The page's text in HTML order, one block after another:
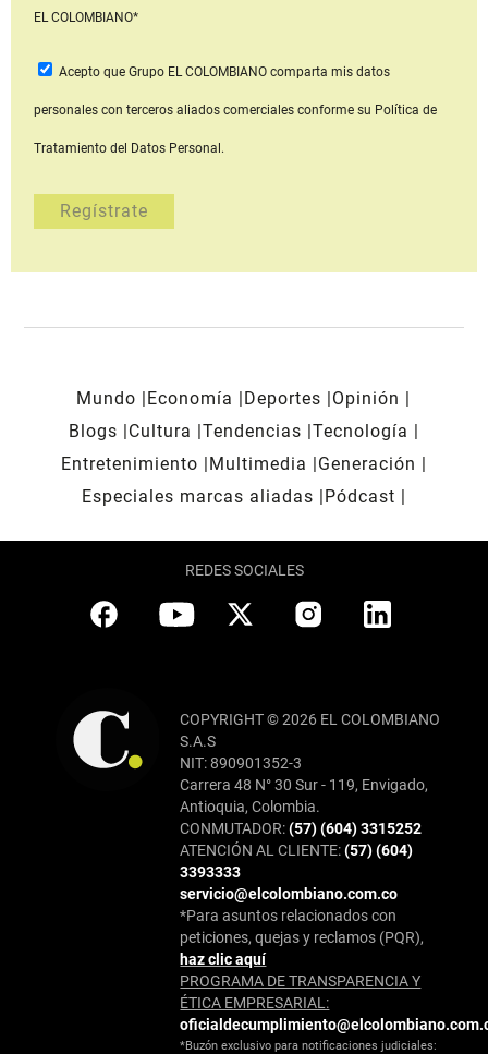
EL COLOMBIANO*
Acepto que Grupo EL COLOMBIANOcomparta mis datos
personales con terceros aliados comerciales conforme su Política de
Tratamiento del Datos Personal.
Mundo Economía Deportes
Opinión
Blogs
Cultura Tendencias Tecnología
Entretenimiento
Multimedia
Generación
Especiales marcas aliadas
Pódcast
REDES SOCIALES
COPYRIGHT © 2026 EL COLOMBIANO
S.A.S
NIT: 890901352-3
Carrera 48 N° 30 Sur - 119, Envigado,
Antioquia, Colombia.
CONMUTADOR:(57) (604) 3315252
ATENCIÓN AL CLIENTE:(57) (604)
3393333
servicio@elcolombiano.com.co
*Para asuntos relacionados con
peticiones, quejas y reclamos (PQR),
haz clic aquí
PROGRAMA DE TRANSPARENCIA Y
ÉTICA EMPRESARIAL:
*Buzón exclusivo para notificaciones judiciales: